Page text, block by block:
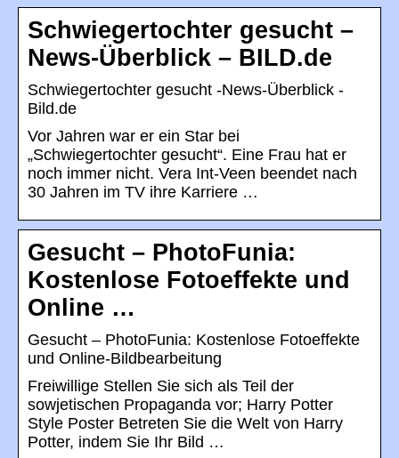
Schwiegertochter gesucht –
News-Überblick – BILD.de
Schwiegertochter gesucht -News-Überblick -
Bild.de
Vor Jahren war er ein Star bei
„Schwiegertochter gesucht“. Eine Frau hat er
noch immer nicht. Vera Int-Veen beendet nach
30 Jahren im TV ihre Karriere …
Gesucht – PhotoFunia:
Kostenlose Fotoeffekte und
Online …
Gesucht – PhotoFunia: Kostenlose Fotoeffekte
und Online-Bildbearbeitung
Freiwillige Stellen Sie sich als Teil der
sowjetischen Propaganda vor; Harry Potter
Style Poster Betreten Sie die Welt von Harry
Potter, indem Sie Ihr Bild …